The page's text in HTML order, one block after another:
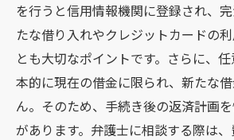
を行うと信用情報機関に登録され、
たな借り入れやクレジットカードの
とも大切なポイントです。さらに、
本的に現在の借金に限られ、新たな
ん。そのため、手続き後の返済計画
があります。弁護士に相談する際は